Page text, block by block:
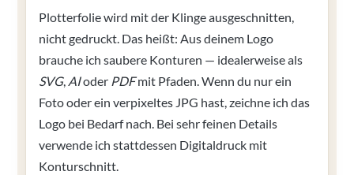
Plotterfolie wird mit der Klinge ausgeschnitten,
nicht gedruckt. Das heißt: Aus deinem Logo
brauche ich saubere Konturen — idealerweise als
SVG, AIoder PDFmit Pfaden. Wenn du nur ein
Foto oder ein verpixeltes JPG hast, zeichne ich das
Logo bei Bedarf nach. Bei sehr feinen Details
verwende ich stattdessen Digitaldruck mit
Konturschnitt.